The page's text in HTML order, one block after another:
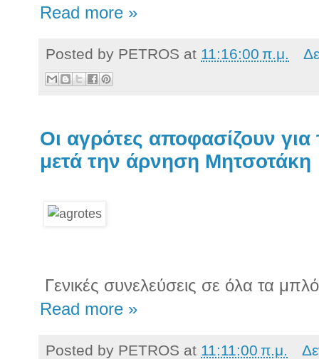
Read more »
Posted by PETROS at 11:16:00 π.μ.
Οι αγρότες αποφασίζουν για
μετά την άρνηση Μητσοτάκη
Γενικές συνελεύσεις σε όλα τα
Read more »
Posted by PETROS at 11:11:00 π.μ.